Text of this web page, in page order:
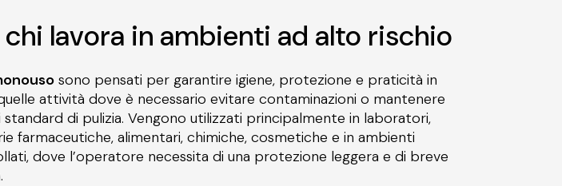
chi lavora in ambienti ad alto rischio
sono pensati per garantire igiene, protezione e praticità in
attività dove è necessario evitare contaminazioni o mantenere
standard di pulizia. Vengono utilizzati principalmente in laboratori,
farmaceutiche, alimentari, chimiche, cosmetiche e in ambienti
dove l’operatore necessita di una protezione leggera e di breve